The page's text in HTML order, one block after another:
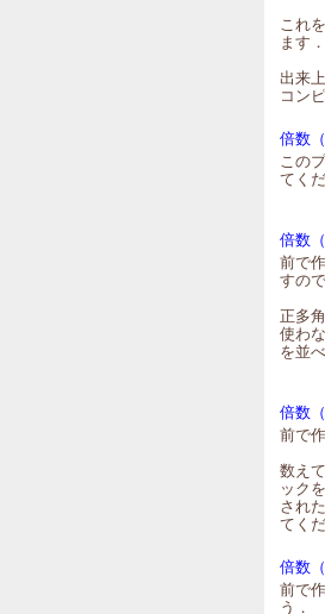
これ
ます．
出来
コン
倍数
この
てく
倍数
前で
すの
正多
使わ
を並
倍数
前で
数え
ック
され
てく
倍数
前で
う．